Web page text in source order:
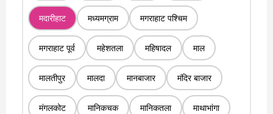
मदारीहाट मध्यमग्राम मगराहाट पश्चिम
मगराहाट पूर्व महेशतला महिषादल माल
मालतीपुर मालदा मानबाजार मंदिर बाजार
मंगलकोट मानिकचक मानिकतला माथाभांगा